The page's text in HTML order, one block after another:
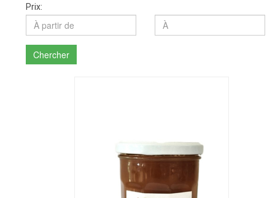
Prix:
Chercher